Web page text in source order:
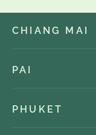
CHIANG MAI
PAI
PHUKET